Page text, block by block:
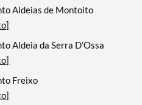
Aldeias de Montoito
Aldeia da Serra D'Ossa
Freixo